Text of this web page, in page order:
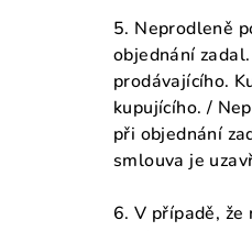
5. Neprodleně
objednání
prodávajícího.
kupujícího. /
při objednání
smlouva je
6. V případě, že